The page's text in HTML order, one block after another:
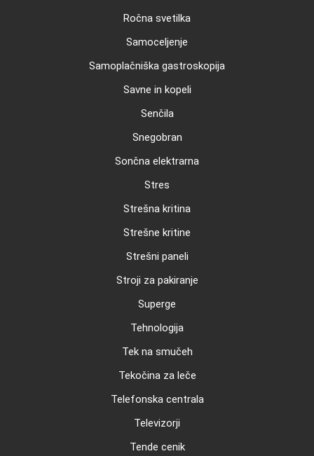
Ročna svetilka
Samoceljenje
Samoplačniška gastroskopija
Savne in kopeli
Senčila
Snegobran
Sončna elektrarna
Stres
Strešna kritina
Strešne kritine
Strešni paneli
Stroji za pakiranje
Superge
Tehnologija
Tek na smučeh
Tekočina za leče
Telefonska centrala
Televizorji
Tende cenik